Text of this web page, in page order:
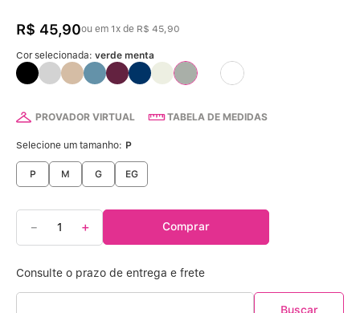
R$ 45,90ou em 1x de R$ 45,90
Cor selecionada: verde menta
PROVADOR VIRTUAL TABELA DE MEDIDAS
Selecione um tamanho: P
P M G EG
＋
－ Comprar
4º Conjunto
º Calcinha Algodão
6º Calcinha Cintura Alta
Multifuncional
º Sutiã Sustentação
10º Sutiã Bojo Aro